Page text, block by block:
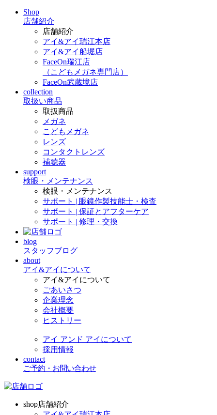
Shop
店舗紹介
店舗紹介
アイ&アイ瑞江本店
アイ&アイ船堀店
FaceOn瑞江店
（こどもメガネ専門店）
FaceOn武蔵境店
collection
取扱い商品
取扱商品
メガネ
こどもメガネ
レンズ
コンタクトレンズ
補聴器
support
検眼・メンテナンス
検眼・メンテナンス
サポート | 眼鏡作製技能士・検査
サポート | 保証とアフターケア
サポート | 修理・交換
blog
スタッフブログ
about
アイ&アイについて
アイ&アイについて
ごあいさつ
企業理念
会社概要
ヒストリー
アイ アンド アイについて
採用情報
contact
ご予約・お問い合わせ
shop店舗紹介